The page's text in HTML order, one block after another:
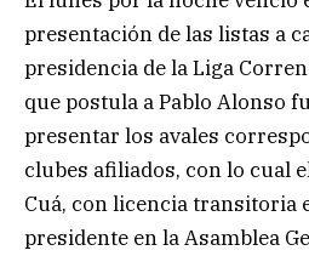
presentación de las listas a
presidencia de la Liga
que postula a Pablo Alonso
presentar los avales
clubes afiliados, con lo cual
Cuá, con licencia transitoria
presidente en la Asamblea